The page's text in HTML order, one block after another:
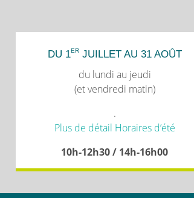
DU 1ERJUILLET AU 31 AOÛT
du lundi au jeudi
(et vendredi matin)
.
Plus de détail Horaires d’été
10h-12h30 / 14h-16h00